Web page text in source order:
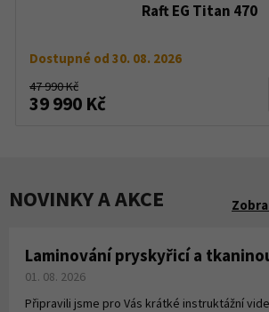
Raft EG Titan 470
Dostupné od 30. 08. 2026
47 990 Kč
39 990 Kč
NOVINKY A AKCE
Laminování pryskyřicí a
01. 08. 2026
Připravili jsme pro Vás krátké instruktážní